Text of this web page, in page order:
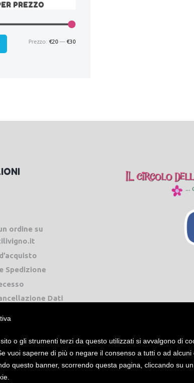
PREZZO
Prezzo
Prezzo
Prezzo: €20 —€30
ordine su
Spedizione
Dati
Livigno © 2024 Tutti i diritti riservati. -Privacy Policy-Cookie
o gli strumenti terzi da questo utilizzati si avvalgono di
vuoi saperne di più o negare il consenso a tutti o ad alcuni
questo banner, scorrendo questa pagina, cliccando su